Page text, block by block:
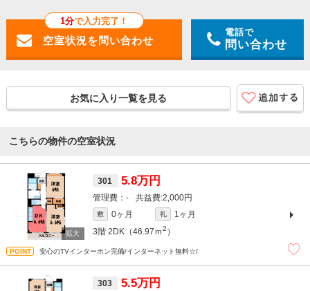
1分で入力完了！
電話で
問い合わせ
お気に入り一覧を見る
こちらの物件の空室状況
301 5.8万円
- 2,000円
敷 0ヶ月 礼
1ヶ月
3階 2DK（46.97ｍ2 ）
安心のTVインターホン完備/インターネット無料☆/
303 5.5万円